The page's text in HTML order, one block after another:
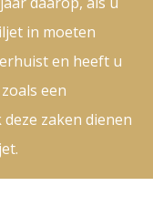
in moeten
en heeft u
een
zaken dienen